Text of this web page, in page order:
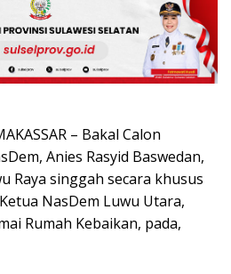
– Bakal Calon
Anies Rasyid Baswedan,
Raya singgah secara khusus
NasDem Luwu Utara,
Rumah Kebaikan, pada,